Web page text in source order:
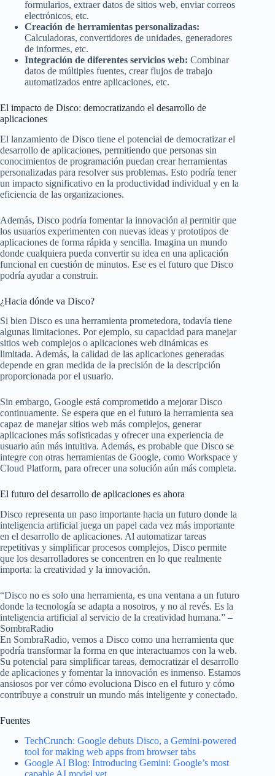
formularios, extraer datos de sitios web, enviar correos
electrónicos, etc.
Creación de herramientas personalizadas:
Calculadoras, convertidores de unidades, generadores
de informes, etc.
Integración de diferentes servicios web: Combinar
datos de múltiples fuentes, crear flujos de trabajo
automatizados entre aplicaciones, etc.
El impacto de Disco: democratizando el desarrollo de
aplicaciones
El lanzamiento de Disco tiene el potencial de democratizar el
desarrollo de aplicaciones, permitiendo que personas sin
conocimientos de programación puedan crear herramientas
personalizadas para resolver sus problemas. Esto podría tener
un impacto significativo en la productividad individual y en la
eficiencia de las organizaciones.
Además, Disco podría fomentar la innovación al permitir que
los usuarios experimenten con nuevas ideas y prototipos de
aplicaciones de forma rápida y sencilla. Imagina un mundo
donde cualquiera pueda convertir su idea en una aplicación
funcional en cuestión de minutos. Ese es el futuro que Disco
podría ayudar a construir.
¿Hacia dónde va Disco?
Si bien Disco es una herramienta prometedora, todavía tiene
algunas limitaciones. Por ejemplo, su capacidad para manejar
sitios web complejos o aplicaciones web dinámicas es
limitada. Además, la calidad de las aplicaciones generadas
depende en gran medida de la precisión de la descripción
proporcionada por el usuario.
Sin embargo, Google está comprometido a mejorar Disco
continuamente. Se espera que en el futuro la herramienta sea
capaz de manejar sitios web más complejos, generar
aplicaciones más sofisticadas y ofrecer una experiencia de
usuario aún más intuitiva. Además, es probable que Disco se
integre con otras herramientas de Google, como Workspace y
Cloud Platform, para ofrecer una solución aún más completa.
El futuro del desarrollo de aplicaciones es ahora
Disco representa un paso importante hacia un futuro donde la
inteligencia artificial juega un papel cada vez más importante
en el desarrollo de aplicaciones. Al automatizar tareas
repetitivas y simplificar procesos complejos, Disco permite
que los desarrolladores se concentren en lo que realmente
importa: la creatividad y la innovación.
“Disco no es solo una herramienta, es una ventana a un futuro
donde la tecnología se adapta a nosotros, y no al revés. Es la
inteligencia artificial al servicio de la creatividad humana.” –
SombraRadio
En SombraRadio, vemos a Disco como una herramienta que
podría transformar la forma en que interactuamos con la web.
Su potencial para simplificar tareas, democratizar el desarrollo
de aplicaciones y fomentar la innovación es inmenso. Estamos
ansiosos por ver cómo evoluciona Disco en el futuro y cómo
contribuye a construir un mundo más inteligente y conectado.
Fuentes
TechCrunch: Google debuts Disco, a Gemini-powered
tool for making web apps from browser tabs
Google AI Blog: Introducing Gemini: Google’s most
capable AI model yet